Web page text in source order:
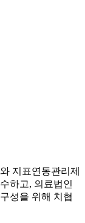
지표연동관리제
하고, 의료법인
성을 위해 치협